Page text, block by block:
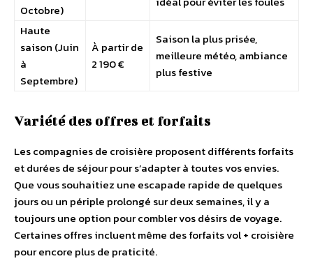
Octobre)
Haute
saison (Juin
à
Septembre)
À partir de
2 190 €
Saison la plus prisée,
meilleure météo, ambiance
plus festive
Variété des offres et forfaits
Les compagnies de croisière proposent différents forfaits
et durées de séjour pour s’adapter à toutes vos envies.
Que vous souhaitiez une escapade rapide de quelques
jours ou un périple prolongé sur deux semaines, il y a
toujours une option pour combler vos désirs de voyage.
Certaines offres incluent même des forfaits vol + croisière
pour encore plus de praticité.